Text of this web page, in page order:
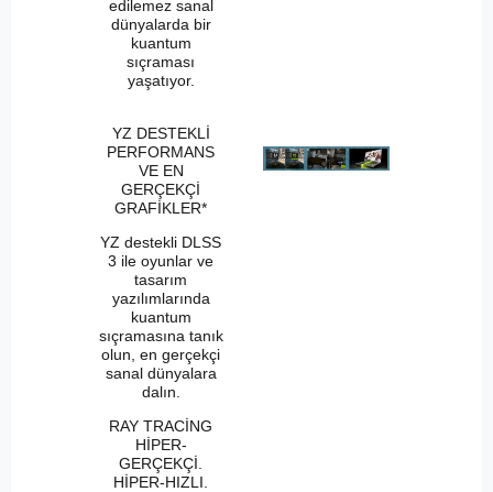
edilemez sanal
dünyalarda bir
kuantum
sıçraması
yaşatıyor.
YZ DESTEKLİ
PERFORMANS
VE EN
GERÇEKÇİ
GRAFİKLER*
YZ destekli DLSS
3 ile oyunlar ve
tasarım
yazılımlarında
kuantum
sıçramasına tanık
olun, en gerçekçi
sanal dünyalara
dalın.
RAY TRACİNG
HİPER-
GERÇEKÇİ.
HİPER-HIZLI.